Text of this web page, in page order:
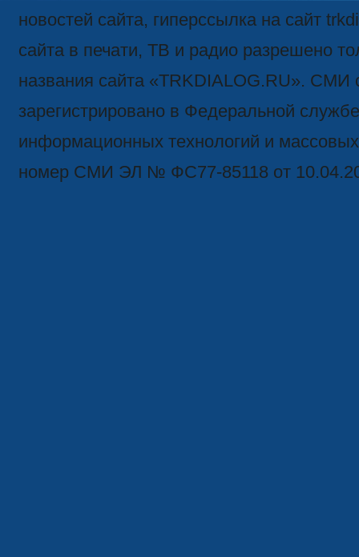
новостей сайта, гиперссылка на сайт
сайта в печати, ТВ и радио разрешено
названия сайта «TRKDIALOG.RU». СМИ
зарегистрировано в Федеральной
информационных технологий и
номер СМИ ЭЛ № ФС77-85118 от